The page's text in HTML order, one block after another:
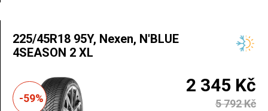
225/45R18 95Y, Nexen, N'BLUE
4SEASON 2 XL
-59%
2 345 Kč
5 792 Kč